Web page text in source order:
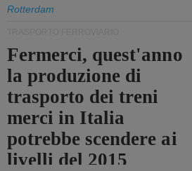
Rotterdam
Fermerci, quest'anno
la produzione di
trasporto dei treni
merci in Italia
potrebbe scendere ai
livelli del 2015